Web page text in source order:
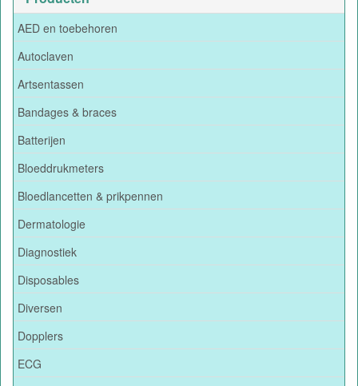
AED en toebehoren
Autoclaven
Artsentassen
Bandages & braces
Batterijen
Bloeddrukmeters
Bloedlancetten & prikpennen
Dermatologie
Diagnostiek
Disposables
Diversen
Dopplers
ECG